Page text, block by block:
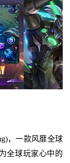
，一款风靡全球
全球玩家心中的